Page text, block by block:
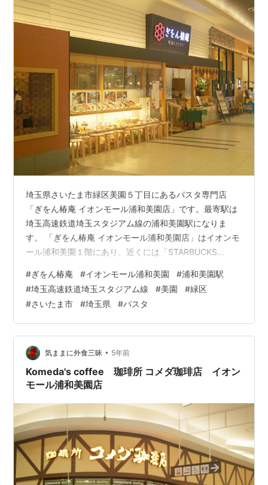
埼玉県さいたま市緑区美園５丁目にあるパスタ専門店
「ぎをん椿庵 イオンモール浦和美園店」です。最寄駅は
埼玉高速鉄道埼玉スタジアム線の浦和美園駅になりま
す。 「ぎをん椿庵 イオンモール浦和美園店」はイオンモ
ール浦和美園１階にあり、近くには「STARBUCKS
「Premium BAQET プレミアムバケット」「四六時中」
「Komeda's coffee 珈琲所 コメダ珈琲店」「RAKERU ラ
ケル」があります。 morigen1.hatenablog.com
morigen1.hatenablog.com morigen1.hatenablog…
#ぎをん椿庵 #イオンモール浦和美園 #浦和美園駅
#埼玉高速鉄道埼玉スタジアム線 #美園 #緑区
#さいたま市 #埼玉県 #パスタ
気ままに外食三昧 • 5年前
Komeda's coffee 珈琲所 コメダ珈琲店 イオン
モール浦和美園店